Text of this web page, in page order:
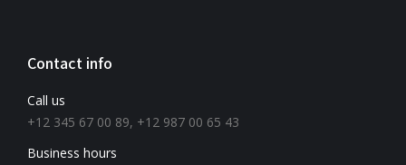
Contact info
Call us
+12 345 67 00 89, +12 987 00 65 43
Business hours